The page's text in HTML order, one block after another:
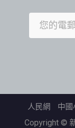
人民網 中國
Copyright ©